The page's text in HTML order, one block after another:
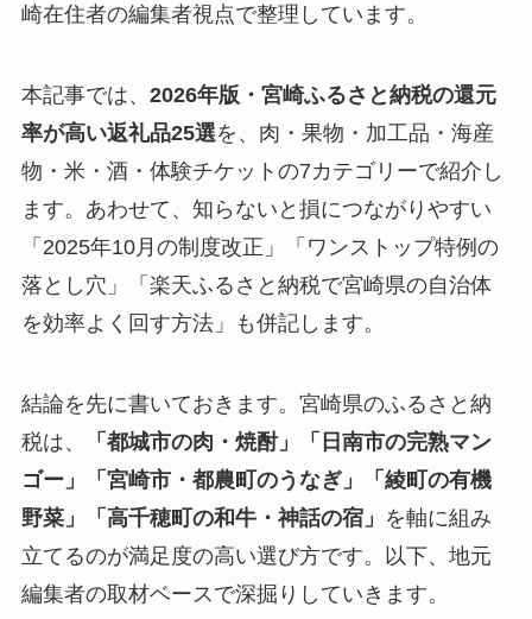
崎在住者の編集者視点で整理しています。
本記事では、 2026年版・宮崎ふるさと納税の還元
率が高い返礼品25選を、肉・果物・加工品・海産
物・米・酒・体験チケットの7カテゴリーで紹介し
ます。あわせて、知らないと損につながりやすい
「2025年10月の制度改正」「ワンストップ特例の
落とし穴」「楽天ふるさと納税で宮崎県の自治体
を効率よく回す方法」も併記します。
結論を先に書いておきます。宮崎県のふるさと納
税は、
「都城市の肉・焼酎」「日南市の完熟マン
ゴー」「宮崎市・都農町のうなぎ」「綾町の有機
野菜」「高千穂町の和牛・神話の宿」 を軸に組み
立てるのが満足度の高い選び方です。以下、地元
編集者の取材ベースで深掘りしていきます。